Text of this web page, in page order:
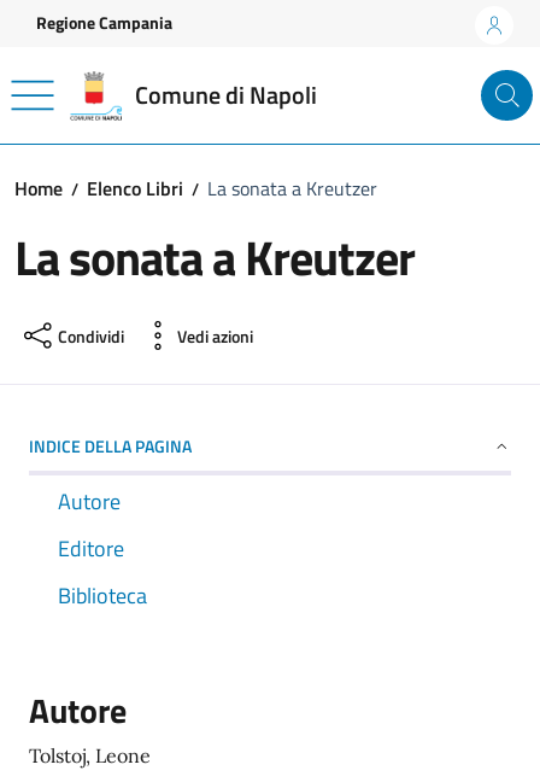
Vai ai contenuti
Vai al footer
Regione Campania
Comune di Napoli
Home Elenco Libri La sonata a Kreutzer
La sonata a Kreutzer
Condividi Vedi azioni
INDICE DELLA PAGINA
Autore
Editore
Biblioteca
Autore
Tolstoj, Leone